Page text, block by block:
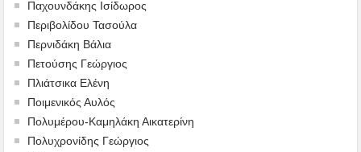
Παχουνδάκης Ισίδωρος
Περιβολίδου Τασούλα
Περνιδάκη Βάλια
Πετούσης Γεώργιος
Πλιάτσικα Ελένη
Ποιμενικός Αυλός
Πολυμέρου-Καμηλάκη Αικατερίνη
Πολυχρονίδης Γεώργιος